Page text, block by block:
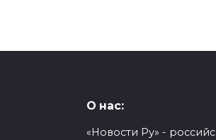
О нас:
«Новости Ру» -